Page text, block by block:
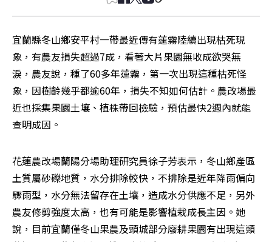
宜蘭縣冬山鄉安平村一帶最近傳有蓮霧陸續出現枯死現
象，有農友損失超過7成，看著大片果園無收成欲哭無
淚，農友說，種了60多年蓮霧，第一次出現這種枯死怪
象，因樹齡幾乎都逾60年，損失不知如何估計。農改場最
近也採集果園土壤、植株帶回檢驗，預估最快2週內就能
查明成因。
花蓮農改場蘭陽分場助理研究員徐子芳表示，冬山鄉產區
土質屬砂礫地質，水分排除較快，不排除是近年降雨偏向
驟雨型，水分無法留存在土壤，造成水分供應不足，另外
農友修剪強度太高，也有可能是影響植栽成長主因。她
說，目前宜蘭僅冬山果農及頭城部分廢耕果園有出現這類